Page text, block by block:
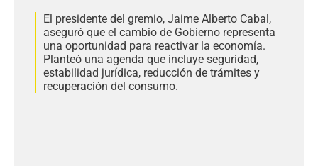
El presidente del gremio, Jaime Alberto Cabal,
aseguró que el cambio de Gobierno representa
una oportunidad para reactivar la economía.
Planteó una agenda que incluye seguridad,
estabilidad jurídica, reducción de trámites y
recuperación del consumo.